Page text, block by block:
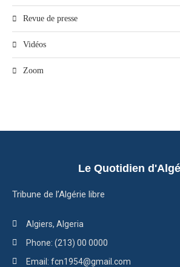
Revue de presse
Vidéos
Zoom
Le Quotidien
Tribune de l’Algérie libre
Algiers, Algeria
Phone: (213) 00 0000
Email: fcn1954@gmail.com